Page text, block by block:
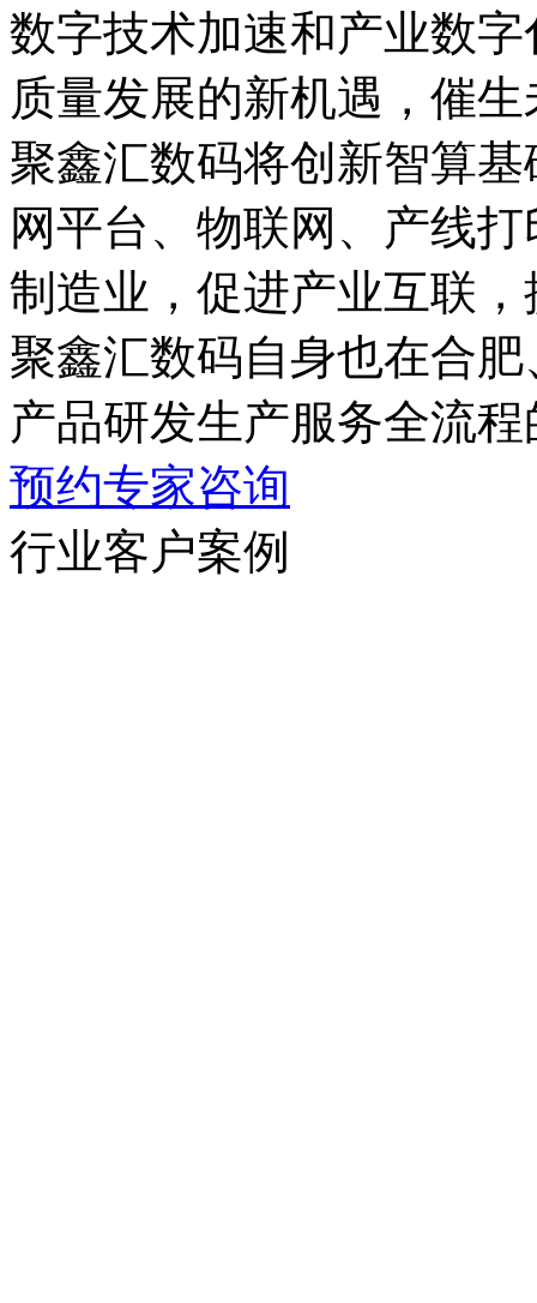
数字技术加速和产业数字
质量发展的新机遇，
聚鑫汇数码将创新智算基
网平台、物联网、
制造业，促进产业互联
聚鑫汇数码自身也在合肥
产品研发生产服务全流
预约专家咨询
行业客户案例